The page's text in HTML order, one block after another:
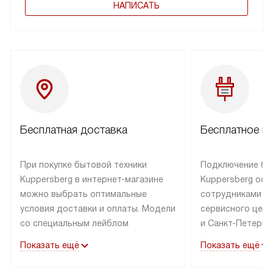
НАПИСАТЬ
Бесплатная доставка
При покупке бытовой техники
Kuppersberg в интернет-магазине
можно выбрать оптимальные
условия доставки и оплаты. Модели
со специальным лейблом
в пределах МКАД до подъезда,
Показать ещё
Бесплатное
Подключение
Kuppersberg
сотрудниками
сервисного
и Санкт-
подключается к
Показать ещё